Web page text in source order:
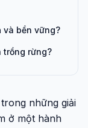
và bền vững?
trồng rừng?
những giải
ở một hành